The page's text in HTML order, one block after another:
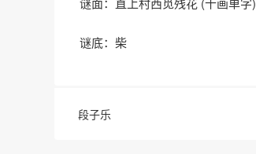
谜底：柴
段子乐